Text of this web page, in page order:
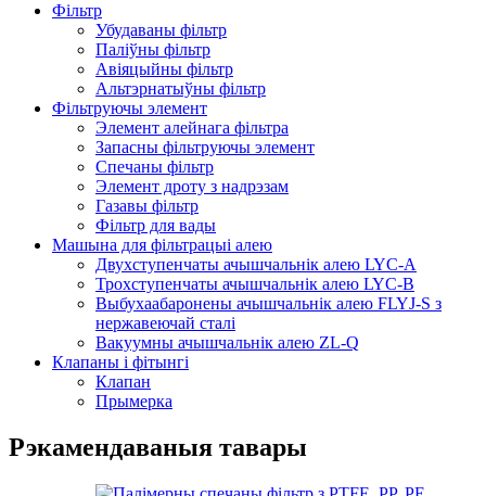
Фільтр
Убудаваны фільтр
Паліўны фільтр
Авіяцыйны фільтр
Альтэрнатыўны фільтр
Фільтруючы элемент
Элемент алейнага фільтра
Запасны фільтруючы элемент
Спечаны фільтр
Элемент дроту з надрэзам
Газавы фільтр
Фільтр для вады
Машына для фільтрацыі алею
Двухступенчаты ачышчальнік алею LYC-A
Трохступенчаты ачышчальнік алею LYC-B
Выбухаабаронены ачышчальнік алею FLYJ-S з
нержавеючай сталі
Вакуумны ачышчальнік алею ZL-Q
Клапаны і фітынгі
Клапан
Прымерка
Рэкамендаваныя тавары